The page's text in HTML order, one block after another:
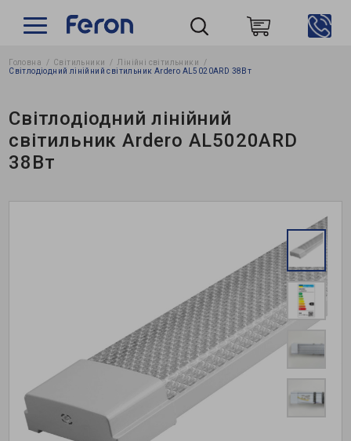
Головна Світильники
Лінійні світильники
Світлодіодний лінійний світильник Ardero AL5020ARD 38Вт
Світлодіодний лінійний
світильник Ardero AL5020ARD
38Вт